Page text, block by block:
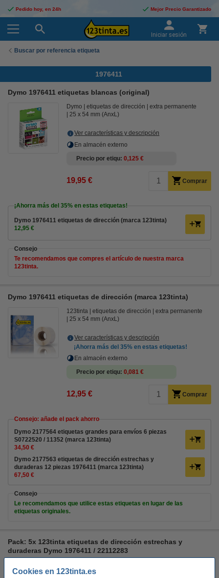
Cookies en 123tinta.es
Pedido hoy, en 24h Mejor Precio Garantizado
Iniciar sesión
Buscar por referencia etiqueta
1976411
Dymo 1976411 etiquetas blancas (original)
Dymo etiquetas de dirección
extra permanente
25 x 54 mm (AnxL)
Ver características y descripción
En almacén externo
Precio por etiqu 0,125 €
19,95 € Comprar
¡Ahorra más del 35% en estas etiquetas!
Dymo 1976411 etiquetas de dirección (marca 123tinta)
12,95 €
Consejo
Te recomendamos que compres el artículo de nuestra marca
123tinta.
Dymo 1976411 etiquetas de dirección (marca 123tinta)
123tinta etiquetas de dirección
extra permanente
25 x 54 mm (AnxL)
Ver características y descripción
¡Ahorra más del 35% en estas etiquetas!
En almacén externo
Precio por etiqu 0,081 €
12,95 € Comprar
Consejo: añade el pack ahorro
Dymo 2177564 etiquetas grandes para envíos 6 piezas
S0722520 / 11352 (marca 123tinta)
34,50 €
Dymo 2177563 etiquetas de dirección estrechas y
duraderas 12 piezas 1976411 (marca 123tinta)
67,50 €
Consejo
Le recomendamos que utilice estas etiquetas en lugar de las
etiquetas originales.
Pack: 5x 123tinta etiquetas de dirección estrechas y
duraderas Dymo 1976411 / 22112283
extra permanente